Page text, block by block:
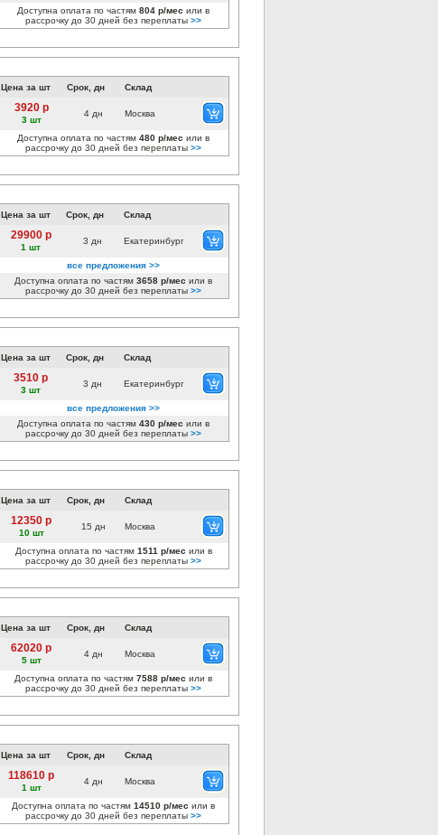
Доступна оплата по частям 804 р/мес или в
рассрочку до 30 дней без переплаты >>
Цена за шт Срок, дн Склад
3920 р
3 шт
4 дн Москва
Доступна оплата по частям 480 р/мес или в
рассрочку до 30 дней без переплаты >>
Цена за шт Срок, дн Склад
29900 р
1 шт
3 дн Екатеринбург
все предложения >>
Доступна оплата по частям 3658 р/мес или в
рассрочку до 30 дней без переплаты >>
Цена за шт Срок, дн Склад
3510 р
3 шт
3 дн Екатеринбург
все предложения >>
Доступна оплата по частям 430 р/мес или в
рассрочку до 30 дней без переплаты >>
Цена за шт Срок, дн Склад
12350 р
10 шт
15 дн Москва
Доступна оплата по частям 1511 р/мес или в
рассрочку до 30 дней без переплаты >>
Цена за шт Срок, дн Склад
62020 р
5 шт
4 дн Москва
Доступна оплата по частям 7588 р/мес или в
рассрочку до 30 дней без переплаты >>
Цена за шт Срок, дн Склад
118610 р
1 шт
4 дн Москва
Доступна оплата по частям 14510 р/мес или в
рассрочку до 30 дней без переплаты >>